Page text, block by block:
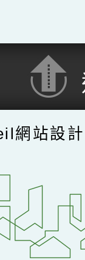
網站設